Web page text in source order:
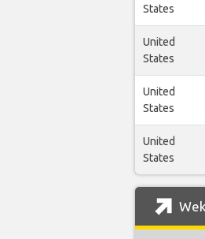
States
United
States
United
States
United
States